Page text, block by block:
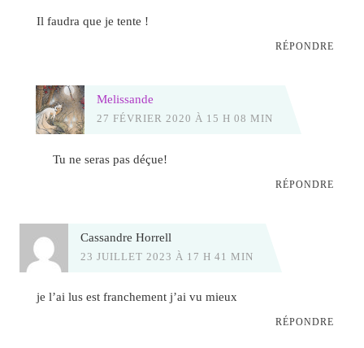
Il faudra que je tente !
RÉPONDRE
Melissande
27 FÉVRIER 2020 À 15 H 08 MIN
Tu ne seras pas déçue!
RÉPONDRE
Cassandre Horrell
23 JUILLET 2023 À 17 H 41 MIN
je l’ai lus est franchement j’ai vu mieux
RÉPONDRE